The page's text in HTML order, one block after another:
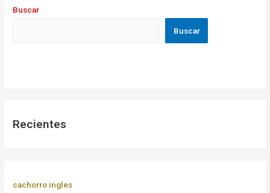
Buscar
Buscar
Recientes
cachorro ingles